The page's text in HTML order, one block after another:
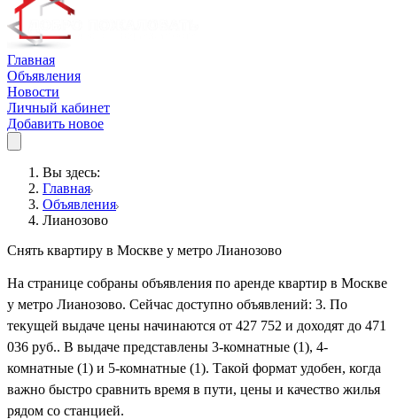
Главная
Объявления
Новости
Личный кабинет
Добавить новое
Вы здесь:
Главная
Объявления
Лианозово
Снять квартиру в Москве у метро Лианозово
На странице собраны объявления по аренде квартир в Москве
у метро Лианозово. Сейчас доступно объявлений: 3. По
текущей выдаче цены начинаются от 427 752 и доходят до 471
036 руб.. В выдаче представлены 3-комнатные (1), 4-
комнатные (1) и 5-комнатные (1). Такой формат удобен, когда
важно быстро сравнить время в пути, цены и качество жилья
рядом со станцией.